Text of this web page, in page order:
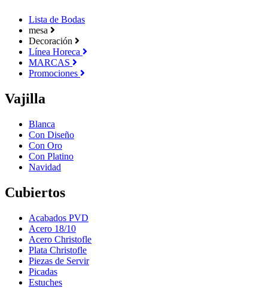
Lista de Bodas
mesa
Decoración
Línea Horeca
MARCAS
Promociones
Vajilla
Blanca
Con Diseño
Con Oro
Con Platino
Navidad
Cubiertos
Acabados PVD
Acero 18/10
Acero Christofle
Plata Christofle
Piezas de Servir
Picadas
Estuches